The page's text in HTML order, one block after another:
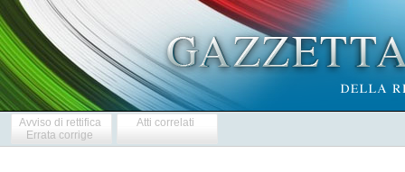
Avviso di rettifica
Errata corrige
Atti correlati